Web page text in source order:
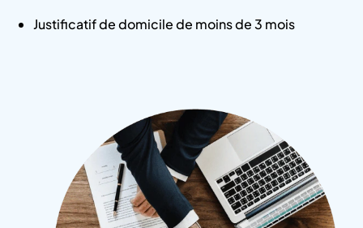
Justificatif de domicile de moins de 3 mois